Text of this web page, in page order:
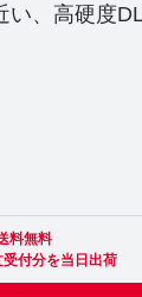
、高硬度
料無料
付分を当日出荷